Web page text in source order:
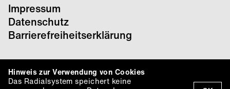
Impressum
Datenschutz
Barrierefreiheitserklärung
Hinweis zur Verwendung von Cookies
Das Radialsystem speichert keine